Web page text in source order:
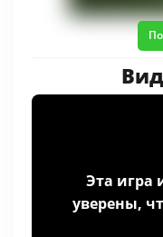
Эта игра
уверены,